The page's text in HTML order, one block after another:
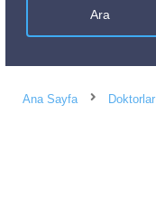
Ana Sayfa Doktorlar